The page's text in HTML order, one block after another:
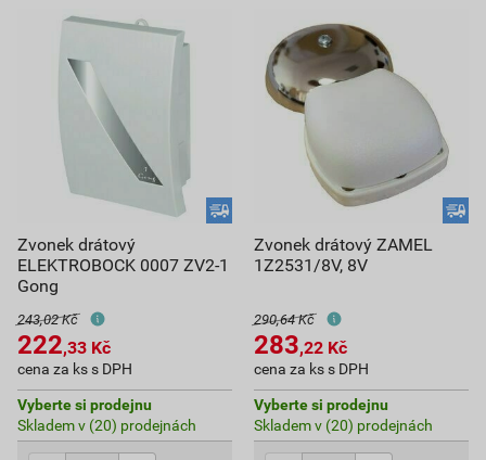
Zvonek drátový
ELEKTROBOCK 0007 ZV2-1
Gong
243,02 Kč
222,33 Kč
cena za ks s DPH
Vyberte si prodejnu
Skladem v (20) prodejnách
Zvonek drátový ZAMEL
1Z2531/8V, 8V
290,64 Kč
283,22 Kč
cena za ks s DPH
Vyberte si prodejnu
Skladem v (20) prodejnách